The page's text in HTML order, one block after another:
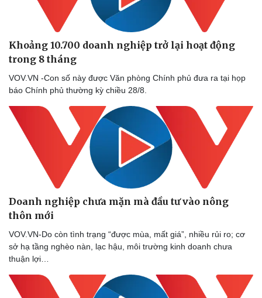
Khoảng 10.700 doanh nghiệp trở lại hoạt động
trong 8 tháng
VOV.VN -Con số này được Văn phòng Chính phủ đưa ra tại họp
báo Chính phủ thường kỳ chiều 28/8.
Doanh nghiệp chưa mặn mà đầu tư vào nông
thôn mới
VOV.VN-Do còn tình trạng “được mùa, mất giá”, nhiều rủi ro; cơ
sở hạ tầng nghèo nàn, lạc hậu, môi trường kinh doanh chưa
thuận lợi…